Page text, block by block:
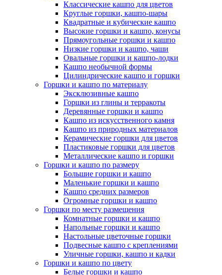
Классические кашпо для цветов
Круглые горшки, кашпо-шары
Квадратные и кубические кашпо
Высокие горшки и кашпо, конусы
Прямоугольные горшки и кашпо
Низкие горшки и кашпо, чаши
Овальные горшки и кашпо-лодки
Кашпо необычной формы
Цилиндрические кашпо и горшки
Горшки и кашпо по материалу
Эксклюзивные кашпо
Горшки из глины и терракоты
Деревянные горшки и кашпо
Кашпо из искусственного камня
Кашпо из природных материалов
Керамические горшки для цветов
Пластиковые горшки для цветов
Металлические кашпо и горшки
Горшки и кашпо по размеру
Большие горшки и кашпо
Маленькие горшки и кашпо
Кашпо средних размеров
Огромные горшки и кашпо
Горшки по месту размещения
Комнатные горшки и кашпо
Напольные горшки и кашпо
Настольные цветочные горшки
Подвесные кашпо с креплениями
Уличные горшки, кашпо и кадки
Горшки и кашпо по цвету
Белые горшки и кашпо